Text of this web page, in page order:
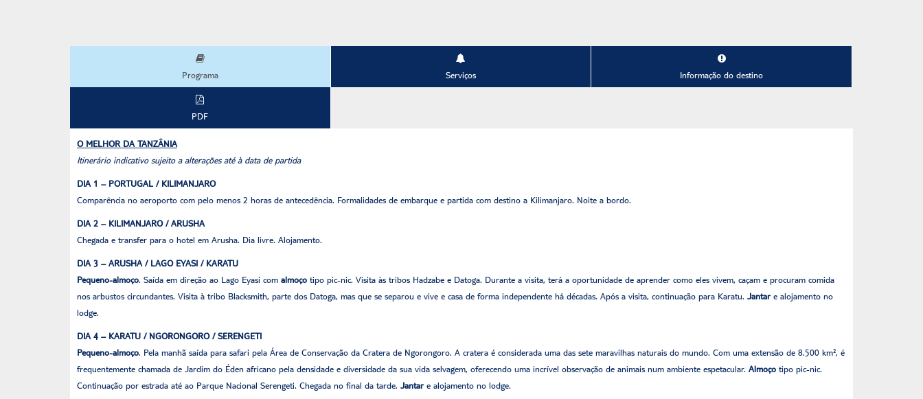
Programa Serviços Informação do destino
PDF
O MELHOR DA TANZÂNIA
Itinerário indicativo sujeito a alterações até à data de partida
DIA 1 – PORTUGAL / KILIMANJARO
Comparência no aeroporto com pelo menos 2 horas de antecedência. Formalidades de embarque e partida com destino a Kilimanjaro. Noite a bordo.
DIA 2 – KILIMANJARO / ARUSHA
Chegada e transfer para o hotel em Arusha. Dia livre. Alojamento.
DIA 3 – ARUSHA / LAGO EYASI / KARATU
Pequeno-almoço. Saída em direção ao Lago Eyasi com almoço tipo pic-nic. Visita às tribos Hadzabe e Datoga. Durante a visita, terá a oportunidade de aprender como eles vivem, caçam e procuram comida
nos arbustos circundantes. Visita à tribo Blacksmith, parte dos Datoga, mas que se separou e vive e casa de forma independente há décadas. Após a visita, continuação para Karatu. Jantare alojamento no
lodge.
DIA 4 – KARATU / NGORONGORO / SERENGETI
Pequeno-almoço. Pela manhã saída para safari pela Área de Conservação da Cratera de Ngorongoro. A cratera é considerada uma das sete maravilhas naturais do mundo. Com uma extensão de 8.500 km², é
frequentemente chamada de Jardim do Éden africano pela densidade e diversidade da sua vida selvagem, oferecendo uma incrível observação de animais num ambiente espetacular. Almoço tipo pic-nic.
Continuação por estrada até ao Parque Nacional Serengeti. Chegada no final da tarde. Jantare alojamento no lodge.